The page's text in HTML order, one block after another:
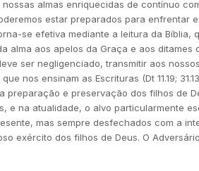
almas enriquecidas de contínuo
estar preparados para enfrentar
se efetiva mediante a leitura da Bíblia,
alma aos apelos da Graça e aos ditames
ser negligenciado, transmitir aos
nos ensinam as Escrituras (Dt 11.19;
preparação e preservação dos filhos de
e na atualidade, o alvo particularmente
mas sempre desfechados com a
exército dos filhos de Deus. O